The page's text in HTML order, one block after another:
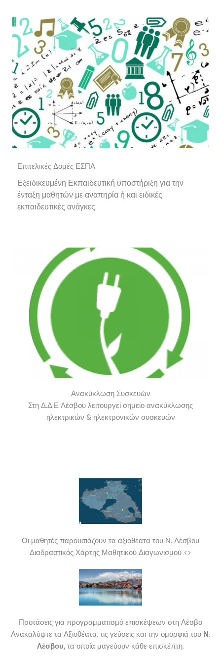
Επιτελικές Δομές ΕΣΠΑ
Εξειδικευμένη Εκπαιδευτική υποστήριξη για την
ένταξη μαθητών με αναπηρία ή και ειδικές
εκπαιδευτικές ανάγκες.
Ανακύκλωση Συσκευών
Στη Δ.Δ.Ε Λέσβου λειτουργεί σημείο ανακύκλωσης
ηλεκτρικών & ηλεκτρονικών συσκευών
Οι μαθητές παρουσιάζουν τα αξιοθέατα του Ν. Λέσβου
Διαδραστικός Χάρτης Μαθητικού Διαγωνισμού <>
Προτάσεις για προγραμματισμό επισκέψεων στη Λέσβο
Ανακαλύψτε τα Αξιοθέατα, τις γεύσεις και την ομορφιά του Ν.
Λέσβου, τα οποία μαγεύουν κάθε επισκέπτη.